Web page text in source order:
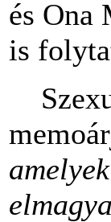
és Ona
is